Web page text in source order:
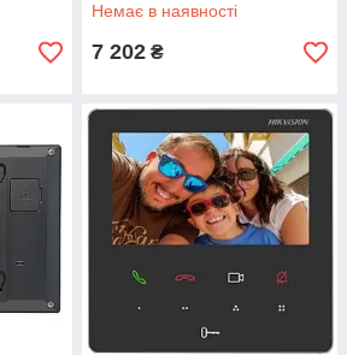
Немає в наявності
7 202 ₴